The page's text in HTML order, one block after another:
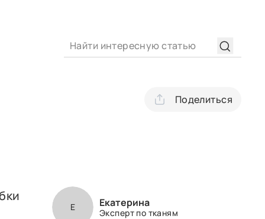
Поделиться
Е Екатерина
Эксперт по тканям